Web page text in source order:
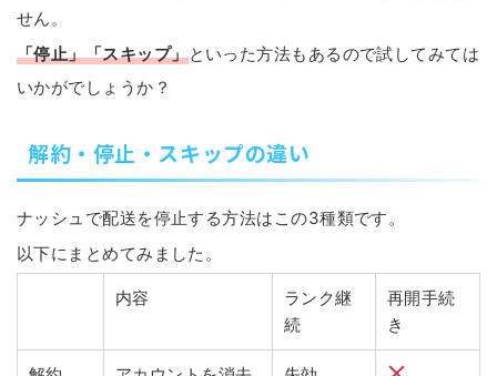
せん。
「停止」「スキップ」といった方法もあるので試してみては
いかがでしょうか？
解約・停止・スキップの違い
ナッシュで配送を停止する方法はこの3種類です。
以下にまとめてみました。
内容
ランク継
続
再開手続
き